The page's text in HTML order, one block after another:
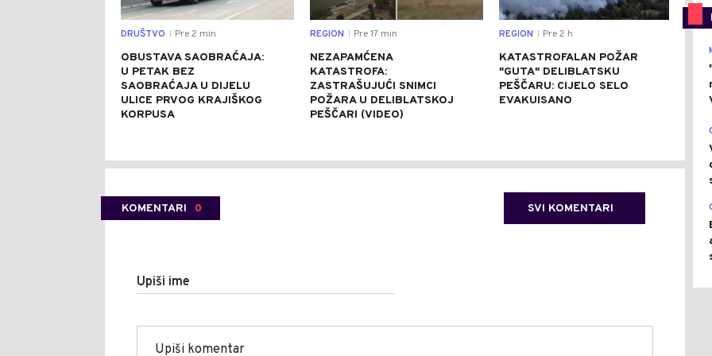
DRUŠTVO Pre 2 min
OBUSTAVA SAOBRAĆAJA:
U PETAK BEZ
SAOBRAĆAJA U DIJELU
ULICE PRVOG KRAJIŠKOG
KORPUSA
REGION Pre 17 min
NEZAPAMĆENA
KATASTROFA:
ZASTRAŠUJUĆI SNIMCI
POŽARA U DELIBLATSKOJ
PEŠČARI (VIDEO)
REGION Pre 2 h
KATASTROFALAN POŽAR
"GUTA" DELIBLATSKU
PEŠČARU: CIJELO SELO
EVAKUISANO
KOMENTARI 0 SVI KOMENTARI
Upiši ime